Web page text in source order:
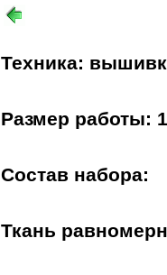
Техника:
Размер работы:
Состав набора:
Ткань